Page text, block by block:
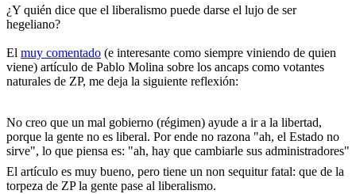
¿Y quién dice que el liberalismo puede darse el lujo de ser
hegeliano?
El muy comentado (e interesante como siempre viniendo de quien
viene) artículo de Pablo Molina sobre los ancaps como votantes
naturales de ZP, me deja la siguiente reflexión:
No creo que un mal gobierno (régimen) ayude a ir a la libertad,
porque la gente no es liberal. Por ende no razona "ah, el Estado no
sirve", lo que piensa es: "ah, hay que cambiarle sus administradores"
El artículo es muy bueno, pero tiene un non sequitur fatal: que de la
torpeza de ZP la gente pase al liberalismo.